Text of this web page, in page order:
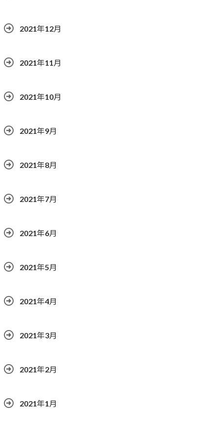
2021年12月
2021年11月
2021年10月
2021年9月
2021年8月
2021年7月
2021年6月
2021年5月
2021年4月
2021年3月
2021年2月
2021年1月